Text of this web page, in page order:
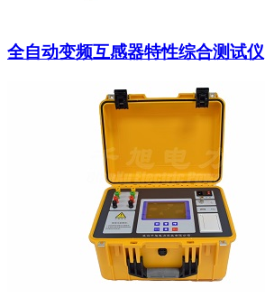
全自动变频互感器特性综合测试仪